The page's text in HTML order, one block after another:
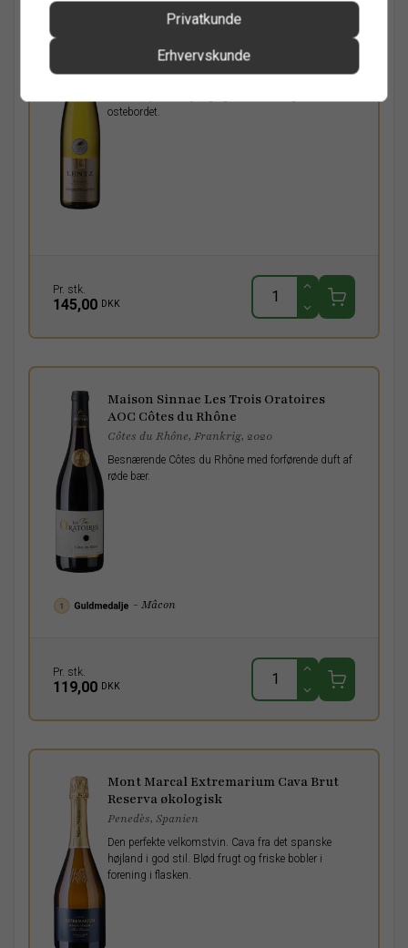
Privatkunde
Erhvervskunde
Alsace, Frankrig, 2020
ostebordet.
Pr. stk.
145,00 DKK
Maison Sinnae Les Trois Oratoires
AOC Côtes du Rhône
Côtes du Rhône, Frankrig, 2020
Besnærende Côtes du Rhône med forførende duft af
røde bær.
- Mâcon
Pr. stk.
119,00 DKK
Mont Marcal Extremarium Cava Brut
Reserva økologisk
Penedès, Spanien
Den perfekte velkomstvin. Cava fra det spanske
højland i god stil. Blød frugt og friske bobler i
forening i flasken.